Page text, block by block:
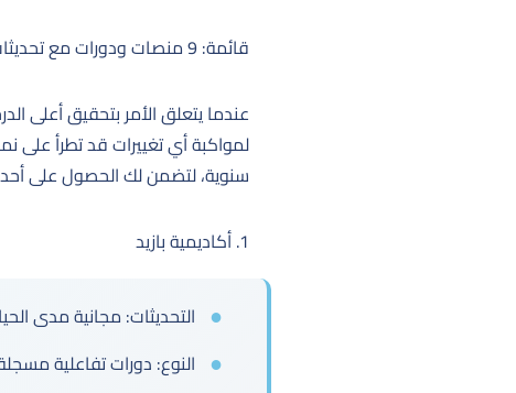
قائمة: 9 منصات ودورات مع تحديثات مجانية سنوية للقدرات 2026
سنوية، لتضمن لك الحصول على
1. أكاديمية بازيد
التحديثات: مجانية مدى
النوع: دورات تفاعلية